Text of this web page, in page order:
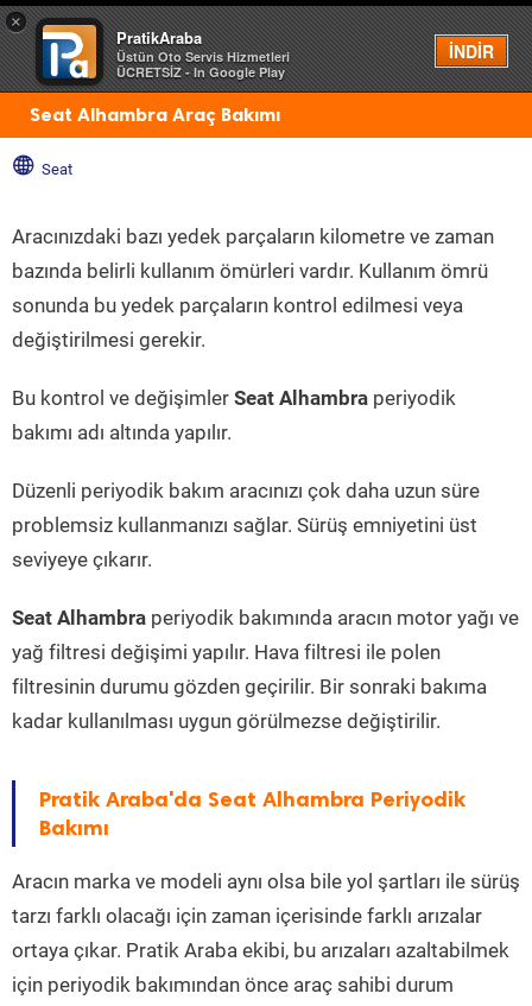
×
PratikAraba
Üstün Oto Servis Hizmetleri
ÜCRETSİZ - In Google Play
İNDİR
Menü
Seat Alhambra Araç Bakımı
Seat
Aracınızdaki bazı yedek parçaların kilometre ve zaman
bazında belirli kullanım ömürleri vardır. Kullanım ömrü
sonunda bu yedek parçaların kontrol edilmesi veya
değiştirilmesi gerekir.
Bu kontrol ve değişimler Seat Alhambra periyodik
bakımı adı altında yapılır.
Düzenli periyodik bakım aracınızı çok daha uzun süre
problemsiz kullanmanızı sağlar. Sürüş emniyetini üst
seviyeye çıkarır.
Seat Alhambra periyodik bakımında aracın motor yağı ve
yağ filtresi değişimi yapılır. Hava filtresi ile polen
filtresinin durumu gözden geçirilir. Bir sonraki bakıma
kadar kullanılması uygun görülmezse değiştirilir.
Pratik Araba'da Seat Alhambra Periyodik
Bakımı
Aracın marka ve modeli aynı olsa bile yol şartları ile sürüş
tarzı farklı olacağı için zaman içerisinde farklı arızalar
ortaya çıkar. Pratik Araba ekibi, bu arızaları azaltabilmek
için periyodik bakımından önce araç sahibi durum